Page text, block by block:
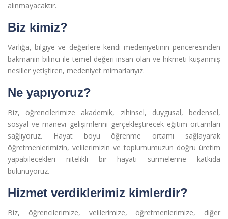
alınmayacaktır.
Biz kimiz?
Varlığa, bilgiye ve değerlere kendi medeniyetinin penceresinden
bakmanın bilinci ile temel değeri insan olan ve hikmeti kuşanmış
nesiller yetiştiren, medeniyet mimarlarıyız.
Ne yapıyoruz?
Biz, öğrencilerimize akademik, zihinsel, duygusal, bedensel,
sosyal ve manevi gelişimlerini gerçekleştirecek eğitim ortamları
sağlıyoruz. Hayat boyu öğrenme ortamı sağlayarak
öğretmenlerimizin, velilerimizin ve toplumumuzun doğru üretim
yapabilecekleri nitelikli bir hayatı sürmelerine katkıda
bulunuyoruz.
Hizmet verdiklerimiz kimlerdir?
Biz, öğrencilerimize, velilerimize, öğretmenlerimize, diğer